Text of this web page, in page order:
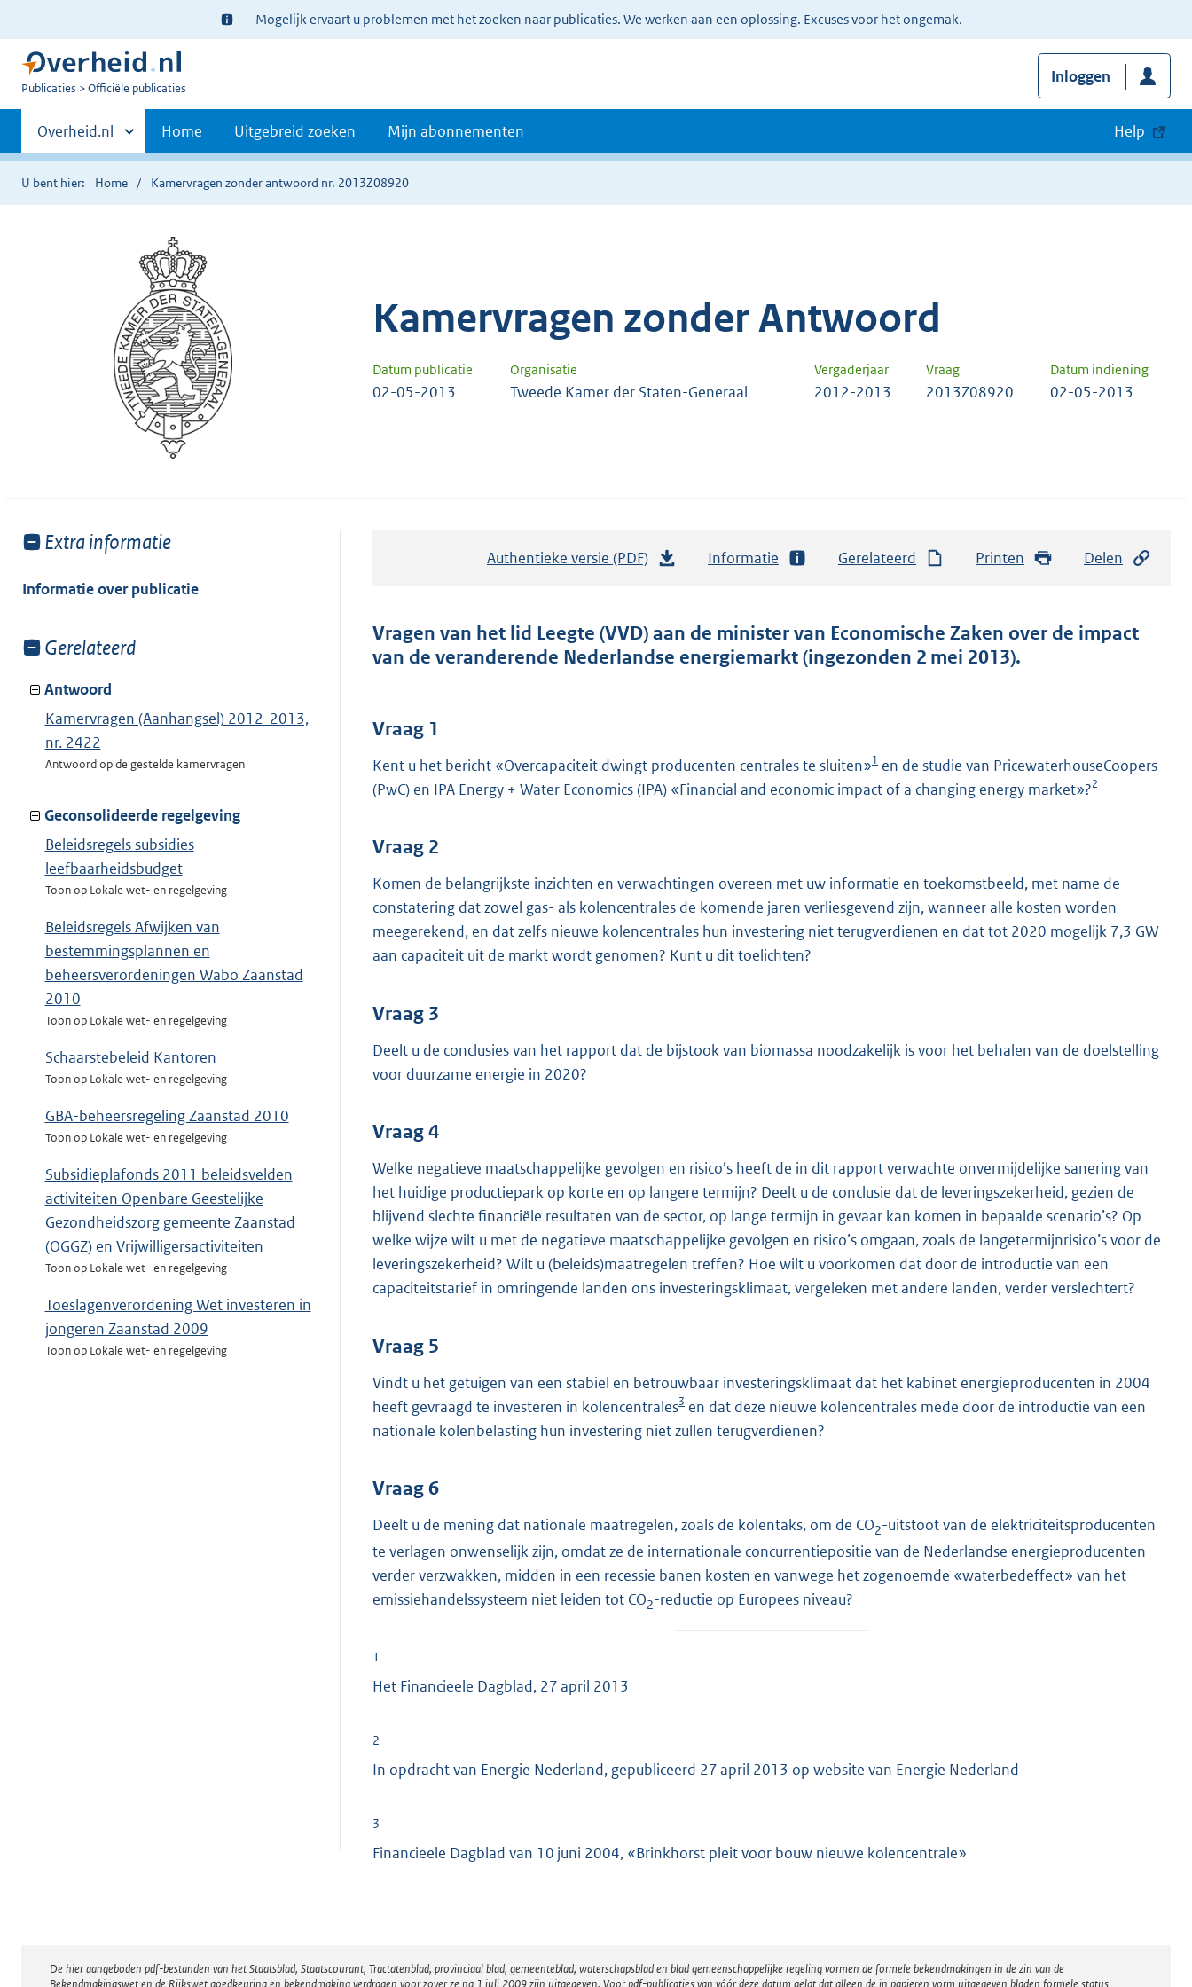
Ter
informatie:
Mogelijk ervaart u problemen met het zoeken naar publicaties. We werken aan een oplossing. Excuses voor het ongemak.
U
Publicaties Officiële publicaties
Inloggen
Primaire
navigatie
Andere
sites
binnen
Overheid.nl Home Uitgebreid zoeken Mijn abonnementen Help
U bent hier: Home Kamervragen zonder antwoord nr. 2013Z08920
Kamervragen zonder Antwoord
Datum publicatie Organisatie Vergaderjaar Vraag Datum indiening
02-05-2013 Tweede Kamer der Staten-Generaal 2012-2013 2013Z08920 02-05-2013
Toon
van:
Extra informatie
Informatie over publicatie
Toon
van:
Gerelateerd
Antwoord
Kamervragen (Aanhangsel) 2012-2013,
nr. 2422
Antwoord op de gestelde kamervragen
Geconsolideerde regelgeving
Beleidsregels subsidies
leefbaarheidsbudget
Toon op Lokale wet- en regelgeving
Beleidsregels Afwijken van
bestemmingsplannen en
beheersverordeningen Wabo Zaanstad
2010
Toon op Lokale wet- en regelgeving
Schaarstebeleid Kantoren
Toon op Lokale wet- en regelgeving
GBA-beheersregeling Zaanstad 2010
Toon op Lokale wet- en regelgeving
Subsidieplafonds 2011 beleidsvelden
activiteiten Openbare Geestelijke
Gezondheidszorg gemeente Zaanstad
(OGGZ) en Vrijwilligersactiviteiten
Toon op Lokale wet- en regelgeving
Toeslagenverordening Wet investeren in
jongeren Zaanstad 2009
Toon op Lokale wet- en regelgeving
Authentieke versie (PDF)
a
r
o
e
:
4
1
Informatie Gerelateerd Printen Delen
Vragen van het lid Leegte (VVD) aan de minister van Economische Zaken over de impact
van de veranderende Nederlandse energiemarkt (ingezonden 2 mei 2013).
Vraag 1
Kent u het bericht «Overcapaciteit dwingt producenten centrales te sluiten»1 en de studie van PricewaterhouseCoopers
(PwC) en IPA Energy + Water Economics (IPA) «Financial and economic impact of a changing energy market»?2
Vraag 2
Komen de belangrijkste inzichten en verwachtingen overeen met uw informatie en toekomstbeeld, met name de
constatering dat zowel gas- als kolencentrales de komende jaren verliesgevend zijn, wanneer alle kosten worden
meegerekend, en dat zelfs nieuwe kolencentrales hun investering niet terugverdienen en dat tot 2020 mogelijk 7,3 GW
aan capaciteit uit de markt wordt genomen? Kunt u dit toelichten?
Vraag 3
Deelt u de conclusies van het rapport dat de bijstook van biomassa noodzakelijk is voor het behalen van de doelstelling
voor duurzame energie in 2020?
Vraag 4
Welke negatieve maatschappelijke gevolgen en risico’s heeft de in dit rapport verwachte onvermijdelijke sanering van
het huidige productiepark op korte en op langere termijn? Deelt u de conclusie dat de leveringszekerheid, gezien de
blijvend slechte financiële resultaten van de sector, op lange termijn in gevaar kan komen in bepaalde scenario’s? Op
welke wijze wilt u met de negatieve maatschappelijke gevolgen en risico’s omgaan, zoals de langetermijnrisico’s voor de
leveringszekerheid? Wilt u (beleids)maatregelen treffen? Hoe wilt u voorkomen dat door de introductie van een
capaciteitstarief in omringende landen ons investeringsklimaat, vergeleken met andere landen, verder verslechtert?
Vraag 5
Vindt u het getuigen van een stabiel en betrouwbaar investeringsklimaat dat het kabinet energieproducenten in 2004
heeft gevraagd te investeren in kolencentrales3 en dat deze nieuwe kolencentrales mede door de introductie van een
nationale kolenbelasting hun investering niet zullen terugverdienen?
Vraag 6
Deelt u de mening dat nationale maatregelen, zoals de kolentaks, om de CO2-uitstoot van de elektriciteitsproducenten
te verlagen onwenselijk zijn, omdat ze de internationale concurrentiepositie van de Nederlandse energieproducenten
verder verzwakken, midden in een recessie banen kosten en vanwege het zogenoemde «waterbedeffect» van het
emissiehandelssysteem niet leiden tot CO2-reductie op Europees niveau?
1
Het Financieele Dagblad, 27 april 2013
2
In opdracht van Energie Nederland, gepubliceerd 27 april 2013 op website van Energie Nederland
3
Financieele Dagblad van 10 juni 2004, «Brinkhorst pleit voor bouw nieuwe kolencentrale»
Disclaimer
De hier aangeboden pdf-bestanden van het Staatsblad, Staatscourant, Tractatenblad, provinciaal blad, gemeenteblad, waterschapsblad en blad gemeenschappelijke regeling vormen de formele bekendmakingen in de zin van de
Bekendmakingswet en de Rijkswet goedkeuring en bekendmaking verdragen voor zover ze na 1 juli 2009 zijn uitgegeven. Voor pdf-publicaties van vóór deze datum geldt dat alleen de in papieren vorm uitgegeven bladen formele status